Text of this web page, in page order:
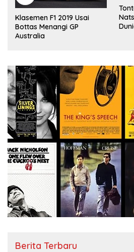
Klasemen F1 2019 Usai
Bottas Menangi GP
Australia
Berita Terbaru